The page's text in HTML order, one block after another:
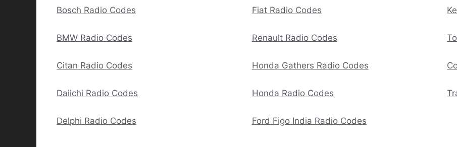
Bosch Radio Codes
BMW Radio Codes
Citan Radio Codes
Daiichi Radio Codes
Delphi Radio Codes
Fiat Radio Codes
Renault Radio Codes
Honda Gathers Radio Codes
Honda Radio Codes
Ford Figo India Radio Codes